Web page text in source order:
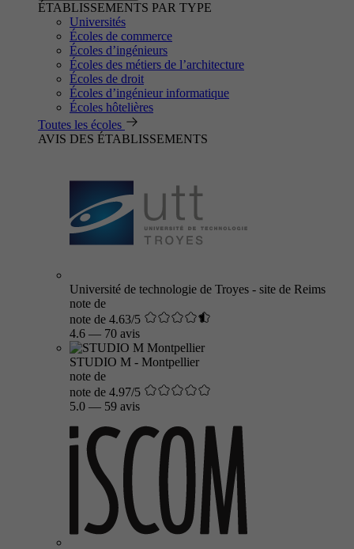
ÉTABLISSEMENTS PAR TYPE
Universités
Écoles de commerce
Écoles d’ingénieurs
Écoles des métiers de l’architecture
Écoles de droit
Écoles d’ingénieur informatique
Écoles hôtelières
Toutes les écoles
AVIS DES ÉTABLISSEMENTS
Université de technologie de Troyes - site de Reims
note de
note de 4.63/5
4.6 — 70 avis
STUDIO M - Montpellier
note de
note de 4.97/5
5.0 — 59 avis